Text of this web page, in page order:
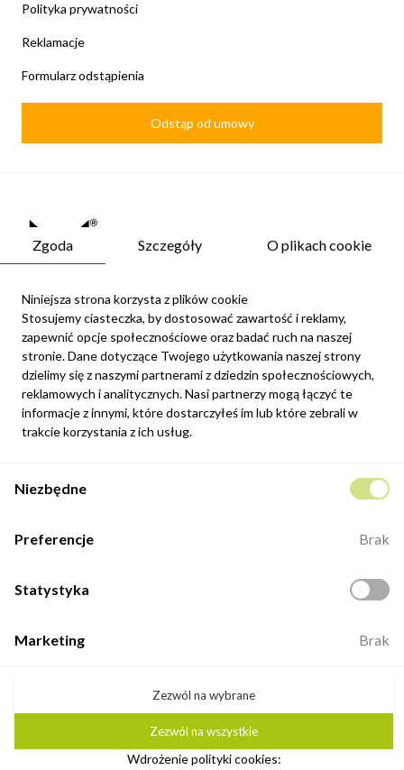
Polityka prywatności
Reklamacje
Formularz odstąpienia
Odstąp od umowy
Newsletter
Możesz zrezygnować w każdej chwili. W tym celu należy odnaleźć
szczegóły w naszej informacji prawnej.
Zapisz się
internetowego.
Kontakt
Otwarte: 8:00 -16:00
©2026 Minio. Wszelkie prawa zastrzeżone.
Ustawienia plików cookie
Zgoda Szczegóły O plikach cookie
Niniejsza strona korzysta z plików cookie
Stosujemy ciasteczka, by dostosować zawartość i reklamy,
zapewnić opcje społecznościowe oraz badać ruch na naszej
stronie. Dane dotyczące Twojego użytkowania naszej strony
dzielimy się z naszymi partnerami z dziedzin społecznościowych,
reklamowych i analitycznych. Nasi partnerzy mogą łączyć te
informacje z innymi, które dostarczyłeś im lub które zebrali w
trakcie korzystania z ich usług.
Niezbędne
Preferencje Brak
Statystyka
Marketing Brak
Wdrożenie polityki cookies:
Zezwól na wybrane
Zezwól na wszystkie